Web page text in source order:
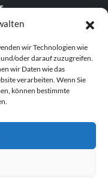
wir Technologien wie
oder darauf zuzugreifen.
wir Daten wie das
verarbeiten. Wenn Sie
können bestimmte